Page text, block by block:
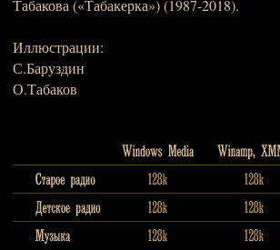
Табакова («Табакерка») (1987-2018).
Иллюстрации:
С.Баруздин
О.Табаков